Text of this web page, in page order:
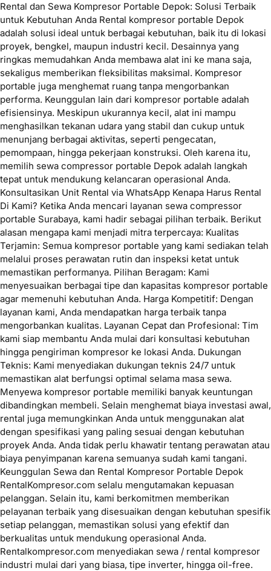
Rental dan Sewa Kompresor Portable Depok: Solusi Terbaik
untuk Kebutuhan Anda Rental kompresor portable Depok
adalah solusi ideal untuk berbagai kebutuhan, baik itu di lokasi
proyek, bengkel, maupun industri kecil. Desainnya yang
ringkas memudahkan Anda membawa alat ini ke mana saja,
sekaligus memberikan fleksibilitas maksimal. Kompresor
portable juga menghemat ruang tanpa mengorbankan
performa. Keunggulan lain dari kompresor portable adalah
efisiensinya. Meskipun ukurannya kecil, alat ini mampu
menghasilkan tekanan udara yang stabil dan cukup untuk
menunjang berbagai aktivitas, seperti pengecatan,
pemompaan, hingga pekerjaan konstruksi. Oleh karena itu,
memilih sewa compressor portable Depok adalah langkah
tepat untuk mendukung kelancaran operasional Anda.
Konsultasikan Unit Rental via WhatsApp Kenapa Harus Rental
Di Kami? Ketika Anda mencari layanan sewa compressor
portable Surabaya, kami hadir sebagai pilihan terbaik. Berikut
alasan mengapa kami menjadi mitra terpercaya: Kualitas
Terjamin: Semua kompresor portable yang kami sediakan telah
melalui proses perawatan rutin dan inspeksi ketat untuk
memastikan performanya. Pilihan Beragam: Kami
menyesuaikan berbagai tipe dan kapasitas kompresor portable
agar memenuhi kebutuhan Anda. Harga Kompetitif: Dengan
layanan kami, Anda mendapatkan harga terbaik tanpa
mengorbankan kualitas. Layanan Cepat dan Profesional: Tim
kami siap membantu Anda mulai dari konsultasi kebutuhan
hingga pengiriman kompresor ke lokasi Anda. Dukungan
Teknis: Kami menyediakan dukungan teknis 24/7 untuk
memastikan alat berfungsi optimal selama masa sewa.
Menyewa kompresor portable memiliki banyak keuntungan
dibandingkan membeli. Selain menghemat biaya investasi awal,
rental juga memungkinkan Anda untuk menggunakan alat
dengan spesifikasi yang paling sesuai dengan kebutuhan
proyek Anda. Anda tidak perlu khawatir tentang perawatan atau
biaya penyimpanan karena semuanya sudah kami tangani.
Keunggulan Sewa dan Rental Kompresor Portable Depok
RentalKompresor.com selalu mengutamakan kepuasan
pelanggan. Selain itu, kami berkomitmen memberikan
pelayanan terbaik yang disesuaikan dengan kebutuhan spesifik
setiap pelanggan, memastikan solusi yang efektif dan
berkualitas untuk mendukung operasional Anda.
Rentalkompresor.com menyediakan sewa / rental kompresor
industri mulai dari yang biasa, tipe inverter, hingga oil-free.